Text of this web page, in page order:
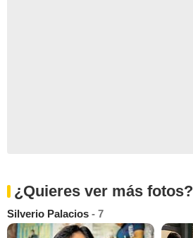
¿Quieres ver más fotos?
Silverio Palacios - 7